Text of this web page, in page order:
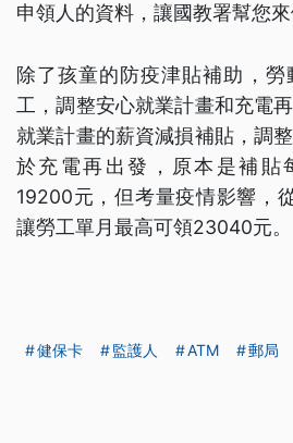
申領人的資料，讓國教署幫您來
除了孩童的防疫津貼補助，
工，調整安心就業計畫和充電
就業計畫的薪資減損補貼，調
於充電再出發，原本是補貼
19200元，但考量疫情影響，
讓勞工單月最高可領23040元。
健保卡 監護人 ATM 郵局